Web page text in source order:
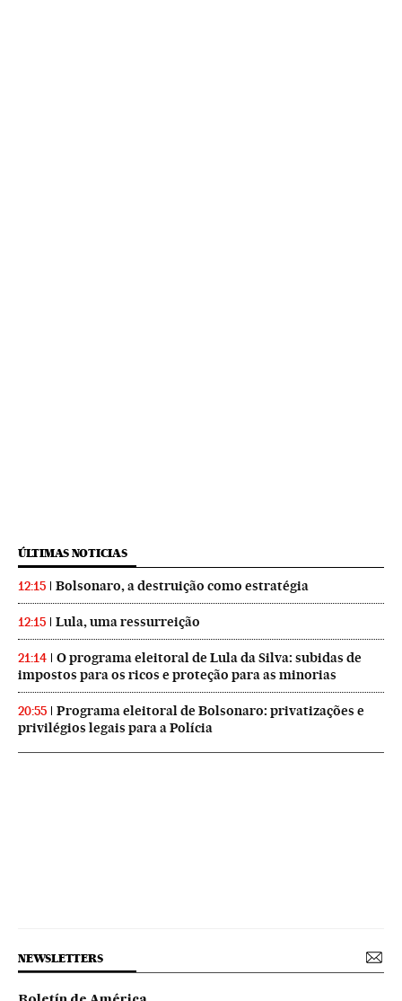
ÚLTIMAS NOTICIAS
12:15 Bolsonaro, a destruição como estratégia
12:15 Lula, uma ressurreição
21:14
O programa eleitoral de Lula da Silva: subidas de
impostos para os ricos e proteção para as minorias
20:55
Programa eleitoral de Bolsonaro: privatizações e
privilégios legais para a Polícia
NEWSLETTERS